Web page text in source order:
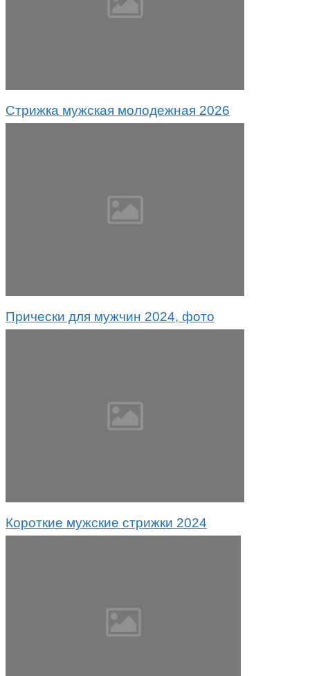
Стрижка мужская молодежная 2026
Прически для мужчин 2024, фото
Короткие мужские стрижки 2024